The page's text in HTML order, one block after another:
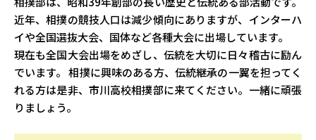
近年、相撲の競技人口は減少傾向にありますが、インターハ
イや全国選抜大会、国体など各種大会に出場しています。
現在も全国大会出場をめざし、伝統を大切に日々稽古に励ん
でいます。 相撲に興味のある方、伝統継承の一翼を担ってく
れる方は是非、市川高校相撲部に来てください。一緒に頑張
りましょう。